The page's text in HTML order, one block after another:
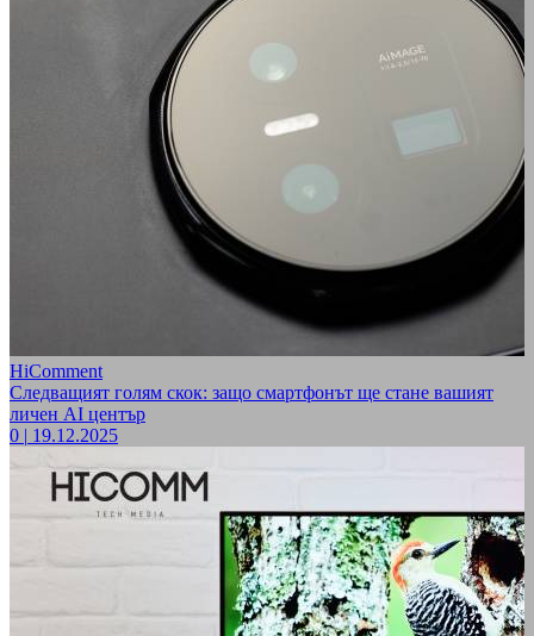
HiComment
Следващият голям скок: защо смартфонът ще стане вашият
личен AI център
0 | 19.12.2025